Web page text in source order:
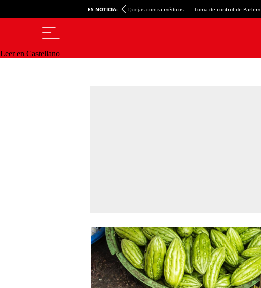
ES NOTICIA: Quejas contra médicos Toma de control de Parlem
Leer en Castellano